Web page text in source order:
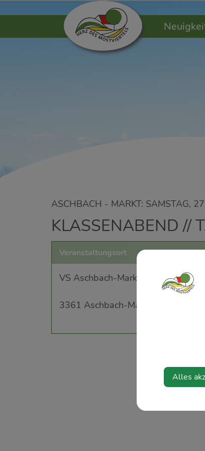
ASCHBACH - MARKT: SAMSTAG,
KLASSENABEND //
Veranstaltungsort
VS Aschbach-Markt, Aula
3361 Aschbach-Markt
Alles